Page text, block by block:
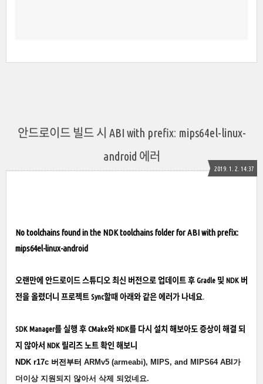
안드로이드 빌드 시 ABI with prefix: mips64el-linux-
android 에러
2019. 1. 2. 14:37
No toolchains found in the NDK toolchains folder for ABI with prefix:
mips64el-linux-android
오랜만에 안드로이드 스튜디오 최신 버전으로 업데이트 후 Gradle 및 NDK 버
전을 올렸더니 프로젝트 Sync할때 아래와 같은 에러가 나네요.
SDK Manager를 실행 후 CMake와 NDK를 다시 설치 해보아도 증상이 해결 되
지 않아서 NDK 릴리즈 노트 확인 해보니
NDK r17c 버전부터 ARMv5 (armeabi), MIPS, and MIPS64 ABI가
더이상 지원되지 않아서 삭제 되었네요.